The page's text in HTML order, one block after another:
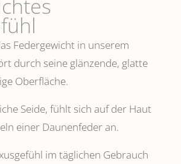
Federgewicht in unserem
durch seine glänzende, glatte
Oberfläche.
Seide, fühlt sich auf der Haut
einer Daunenfeder an.
im täglichen Gebrauch